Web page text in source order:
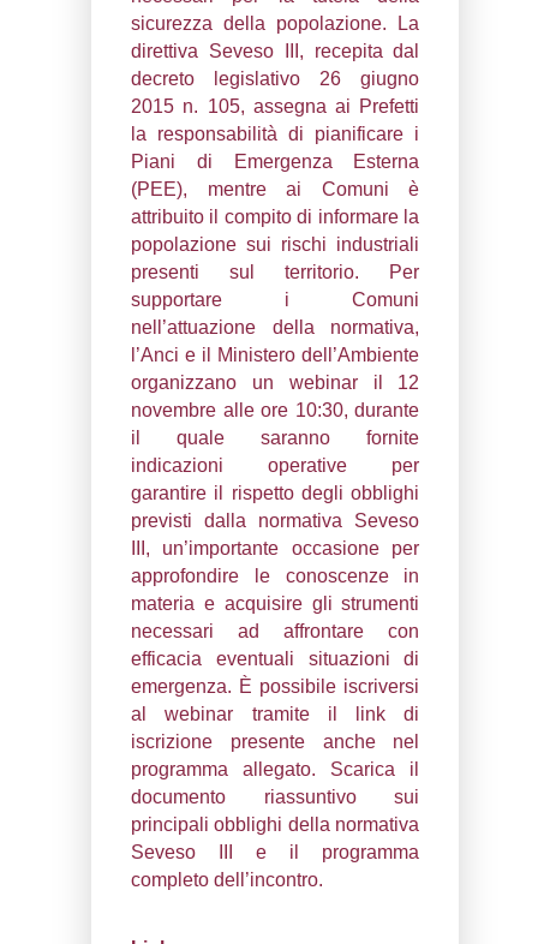
07-11-2024
Anci organizza
Ministero
Sicurezza
collaborazione con
webinar per
Amministrazioni
sull’importanza della
attuazione della
Seveso III e sugli
necessari per la
sicurezza della
direttiva Seveso III,
decreto legislativo
2015 n. 105, assegna
la responsabilità di